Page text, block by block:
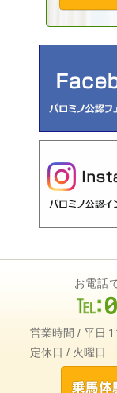
お電話
営業時間 平日
定休日 火曜日